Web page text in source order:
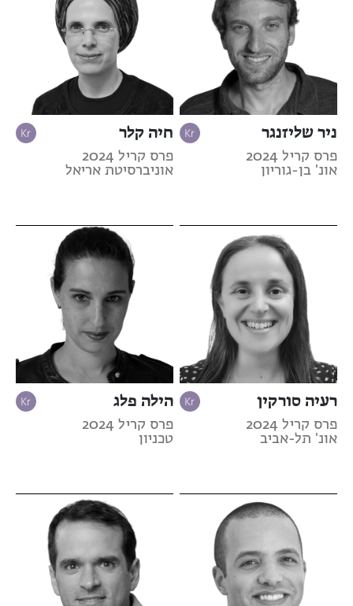
ניר שליזנגר
פרס קריל 2024
אונ' בן-גוריון
חיה קלר
פרס קריל 2024
אוניברסיטת אריאל
רעיה סורקין
פרס קריל 2024
אונ' תל-אביב
הילה פלג
פרס קריל 2024
טכניון